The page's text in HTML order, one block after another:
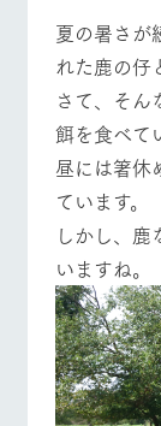
営業時
間・料金
交通アク
セス
よくいた
だく質問
団体のお
客様へ
花
自
季節
り
う
牧
知
理
い
ス
ArkFarm
お知らせ
ブログ
お問い合わせ
生産品カタ
English
ネット
イベント/フェア
動物とふれあ
牧場マップを
夏の暑さが
れた鹿の仔
さて、そん
餌を食べて
昼には箸休
ています。
しかし、鹿
いますね。